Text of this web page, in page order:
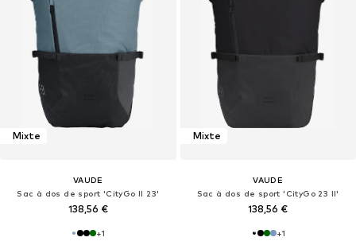
Mixte
VAUDE
Sac à dos de sport 'CityGo II 23'
138,56 €
+1
Mixte
VAUDE
Sac à dos de sport 'CityGo 23 II'
138,56 €
+1